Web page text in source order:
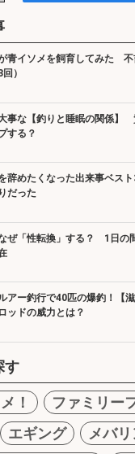
青イソメを飼育してみた 不
回）
事な【釣りと睡眠の関係】
する？
辞めたくなった出来事ベス
だった
ぜ「性転換」する？ 1日の
アー釣行で40匹の爆釣！【
ッドの威力とは？
す
！
ファミリー
エギング
メバ